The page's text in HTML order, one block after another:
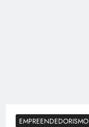
EMPREENDEDORISMO